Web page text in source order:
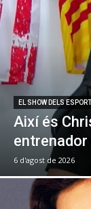
EL SHOW DELS
Així és
entrenador
6 d'agost de 2026